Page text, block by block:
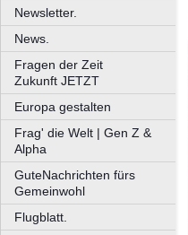
Newsletter.
News.
Fragen der Zeit
Zukunft JETZT
Europa gestalten
Frag' die Welt | Gen Z &
Alpha
GuteNachrichten fürs
Gemeinwohl
Flugblatt.